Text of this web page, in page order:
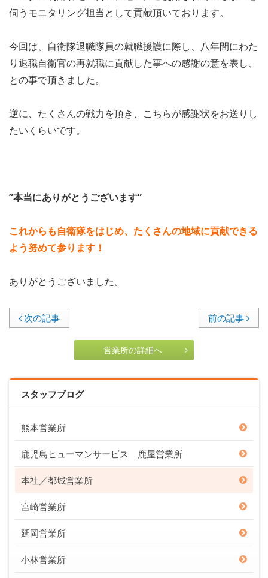
伺うモニタリング担当として貢献頂いております。
今回は、自衛隊退職隊員の就職援護に際し、八年間にわた
り退職自衛官の再就職に貢献した事への感謝の意を表し、
との事で頂きました。
逆に、たくさんの戦力を頂き、こちらが感謝状をお送りし
たいくらいです。
”本当にありがとうございます”
これからも自衛隊をはじめ、たくさんの地域に貢献できる
よう努めて参ります！
ありがとうございました。
次の記事 前の記事
営業所の詳細へ
スタッフブログ
熊本営業所
鹿児島ヒューマンサービス 鹿屋営業所
本社／都城営業所
宮崎営業所
延岡営業所
小林営業所